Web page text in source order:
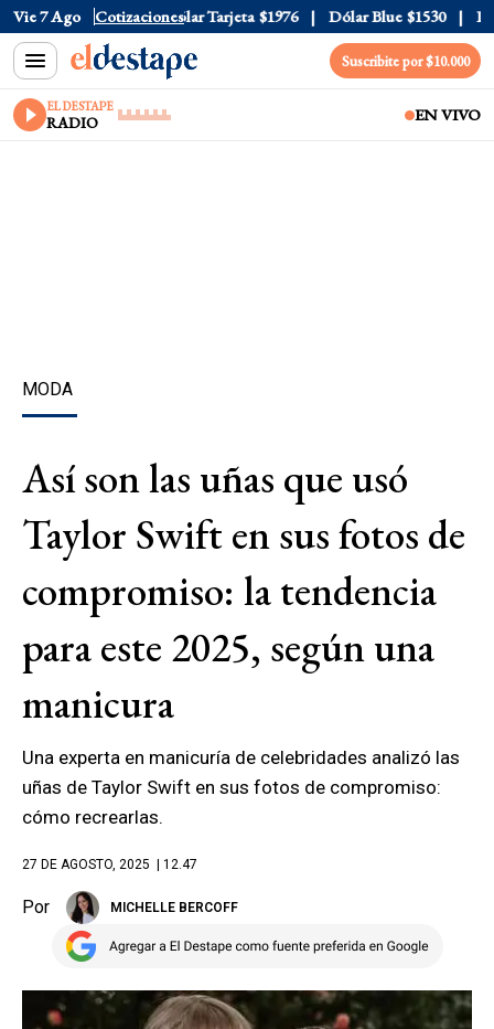
Vie 7 Ago Cotizaciones
Oficial $1520 Dólar Tarjeta $1976 Dólar Blue $1530
Suscribite por $10.000
EL DESTAPE
RADIO EN VIVO
MODA
Así son las uñas que usó
Taylor Swift en sus fotos de
compromiso: la tendencia
para este 2025, según una
manicura
Una experta en manicuría de celebridades analizó las
uñas de Taylor Swift en sus fotos de compromiso:
cómo recrearlas.
27 DE AGOSTO, 2025 | 12.47
Por MICHELLE BERCOFF